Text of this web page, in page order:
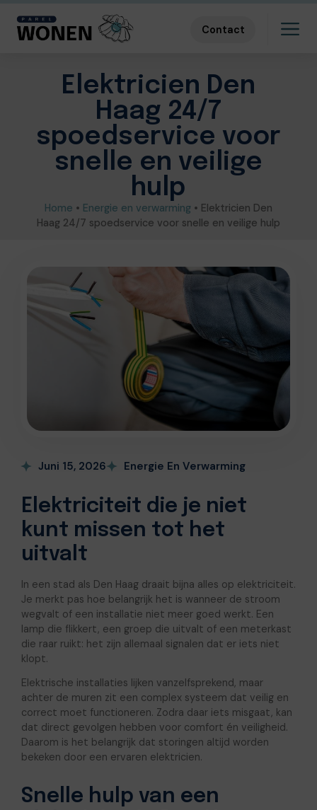
Contact
Elektricien Den
Haag 24/7
spoedservice voor
snelle en veilige
hulp
Home • Energie en verwarming• Elektricien Den
Haag 24/7 spoedservice voor snelle en veilige hulp
Juni 15, 2026 Energie En Verwarming
Elektriciteit die je niet
kunt missen tot het
uitvalt
In een stad als Den Haag draait bijna alles op elektriciteit.
Je merkt pas hoe belangrijk het is wanneer de stroom
wegvalt of een installatie niet meer goed werkt. Een
lamp die flikkert, een groep die uitvalt of een meterkast
die raar ruikt: het zijn allemaal signalen dat er iets niet
klopt.
Elektrische installaties lijken vanzelfsprekend, maar
achter de muren zit een complex systeem dat veilig en
correct moet functioneren. Zodra daar iets misgaat, kan
dat direct gevolgen hebben voor comfort én veiligheid.
Daarom is het belangrijk dat storingen altijd worden
bekeken door een ervaren elektricien.
Snelle hulp van een